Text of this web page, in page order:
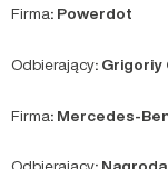
Firma: Powerdot
Odbierający:
Firma: Mercedes-